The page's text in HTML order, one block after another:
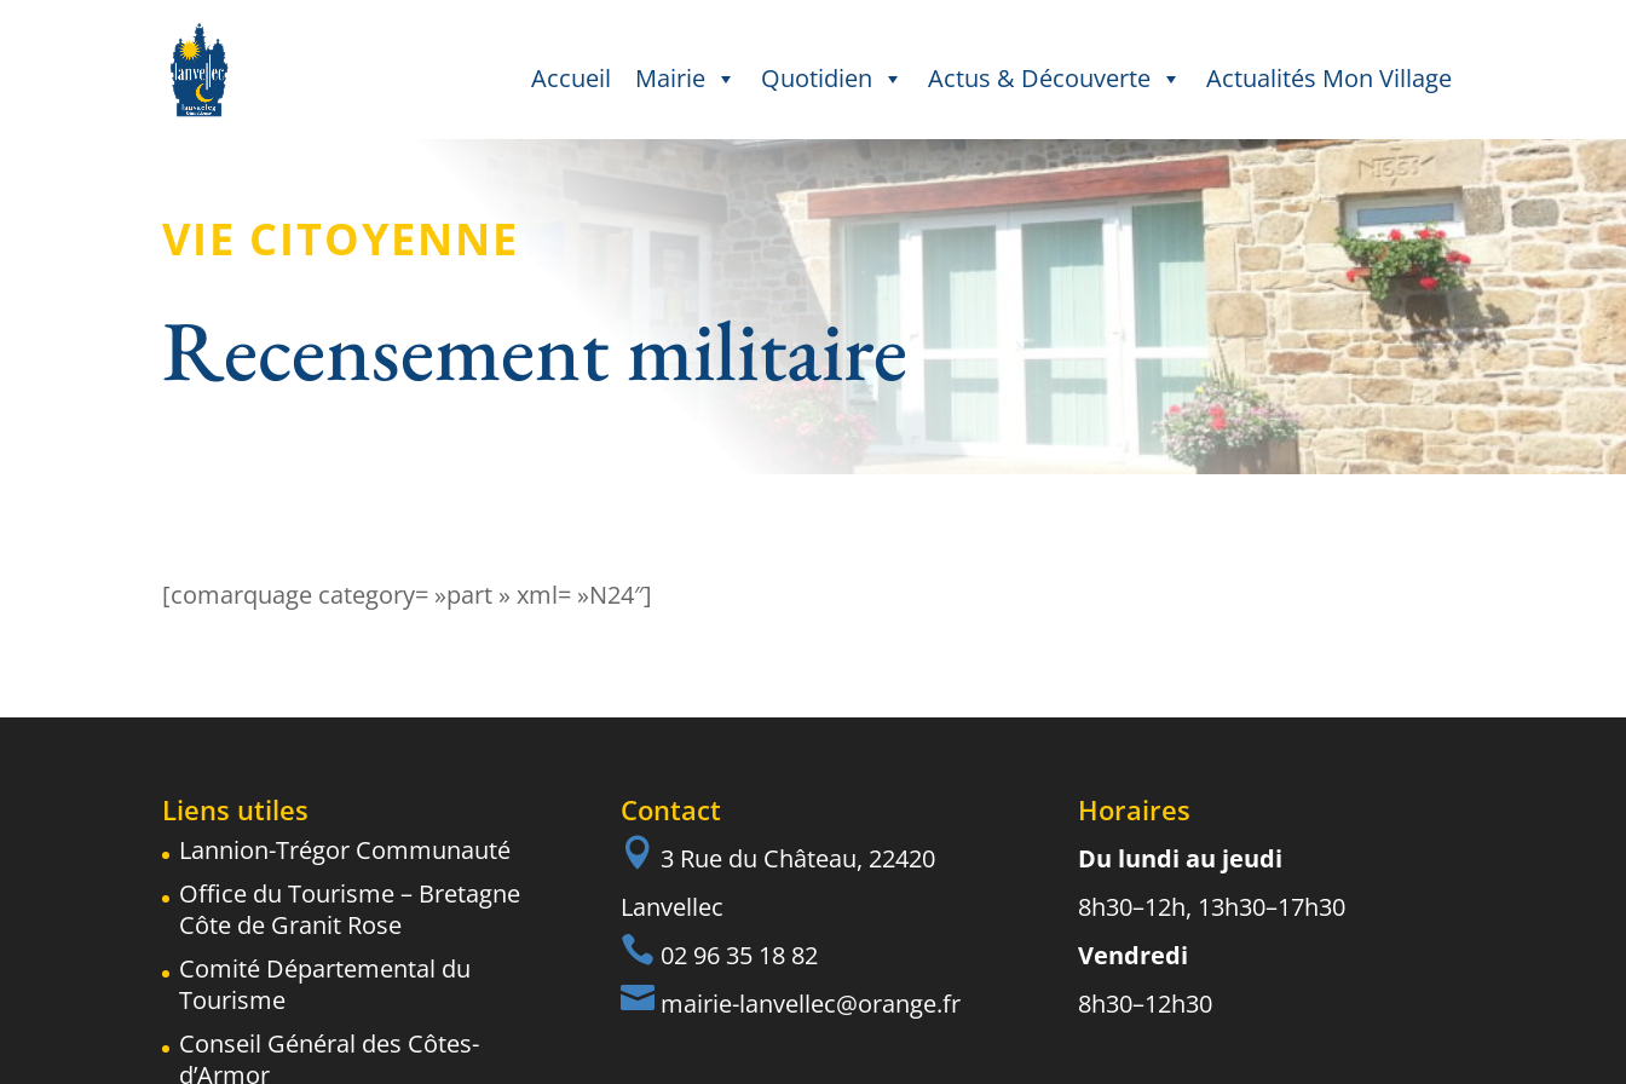
Accueil Mairie Quotidien Actus & Découverte Actualités Mon Village
VIE CITOYENNE
Recensement militaire
[comarquage category= »part » xml= »N24″]
Liens utiles
Lannion-Trégor Communauté
Office du Tourisme – Bretagne
Côte de Granit Rose
Comité Départemental du
Tourisme
Conseil Général des Côtes-
d’Armor
Contact
 3 Rue du Château, 22420
Lanvellec
 02 96 35 18 82
 mairie-lanvellec@orange.fr
Horaires
Du lundi au jeudi
8h30–12h, 13h30–17h30
Vendredi
8h30–12h30